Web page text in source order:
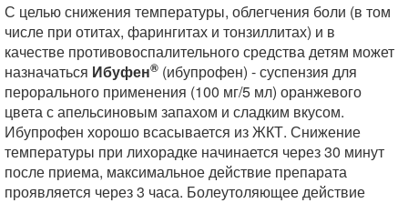
С целью снижения температуры, облегчения боли (в том
числе при отитах, фарингитах и тонзиллитах) и в
качестве противовоспалительного средства детям может
назначаться Ибуфен® (ибупрофен) - суспензия для
перорального применения (100 мг/5 мл) оранжевого
цвета с апельсиновым запахом и сладким вкусом.
Ибупрофен хорошо всасывается из ЖКТ. Снижение
температуры при лихорадке начинается через 30 минут
после приема, максимальное действие препарата
проявляется через 3 часа. Болеутоляющее действие